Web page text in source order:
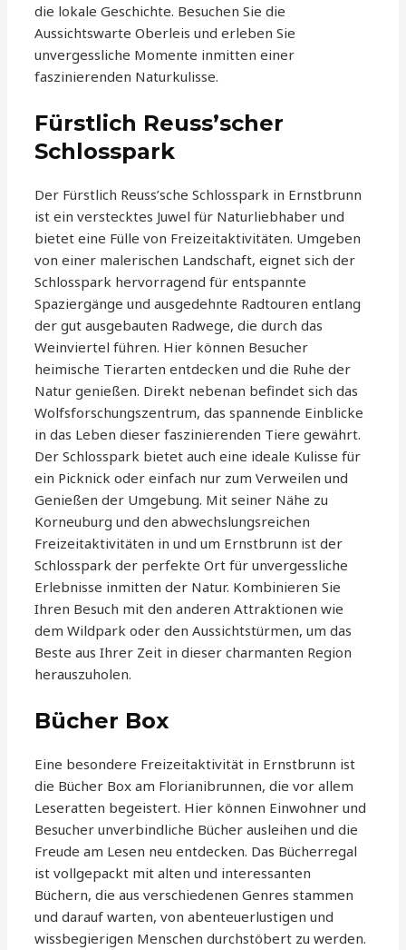
die lokale Geschichte. Besuchen Sie die
Aussichtswarte Oberleis und erleben Sie
unvergessliche Momente inmitten einer
faszinierenden Naturkulisse.
Fürstlich Reuss’scher
Schlosspark
Der Fürstlich Reuss’sche Schlosspark in Ernstbrunn
ist ein verstecktes Juwel für Naturliebhaber und
bietet eine Fülle von Freizeitaktivitäten. Umgeben
von einer malerischen Landschaft, eignet sich der
Schlosspark hervorragend für entspannte
Spaziergänge und ausgedehnte Radtouren entlang
der gut ausgebauten Radwege, die durch das
Weinviertel führen. Hier können Besucher
heimische Tierarten entdecken und die Ruhe der
Natur genießen. Direkt nebenan befindet sich das
Wolfsforschungszentrum, das spannende Einblicke
in das Leben dieser faszinierenden Tiere gewährt.
Der Schlosspark bietet auch eine ideale Kulisse für
ein Picknick oder einfach nur zum Verweilen und
Genießen der Umgebung. Mit seiner Nähe zu
Korneuburg und den abwechslungsreichen
Freizeitaktivitäten in und um Ernstbrunn ist der
Schlosspark der perfekte Ort für unvergessliche
Erlebnisse inmitten der Natur. Kombinieren Sie
Ihren Besuch mit den anderen Attraktionen wie
dem Wildpark oder den Aussichtstürmen, um das
Beste aus Ihrer Zeit in dieser charmanten Region
herauszuholen.
Bücher Box
Eine besondere Freizeitaktivität in Ernstbrunn ist
die Bücher Box am Florianibrunnen, die vor allem
Leseratten begeistert. Hier können Einwohner und
Besucher unverbindliche Bücher ausleihen und die
Freude am Lesen neu entdecken. Das Bücherregal
ist vollgepackt mit alten und interessanten
Büchern, die aus verschiedenen Genres stammen
und darauf warten, von abenteuerlustigen und
wissbegierigen Menschen durchstöbert zu werden.